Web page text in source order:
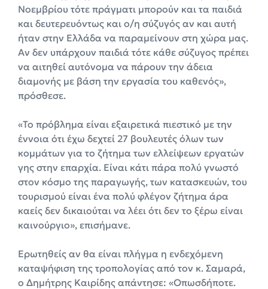
Νοεμβρίου τότε πράγματι μπορούν και τα παιδιά
και δευτερευόντως και ο/η σύζυγός αν και αυτή
ήταν στην Ελλάδα να παραμείνουν στη χώρα μας.
Αν δεν υπάρχουν παιδιά τότε κάθε σύζυγος πρέπει
να αιτηθεί αυτόνομα να πάρουν την άδεια
διαμονής με βάση την εργασία του καθενός»,
πρόσθεσε.
«Το πρόβλημα είναι εξαιρετικά πιεστικό με την
έννοια ότι έχω δεχτεί 27 βουλευτές όλων των
κομμάτων για το ζήτημα των ελλείψεων εργατών
γης στην επαρχία. Είναι κάτι πάρα πολύ γνωστό
στον κόσμο της παραγωγής, των κατασκευών, του
τουρισμού είναι ένα πολύ φλέγον ζήτημα άρα
καείς δεν δικαιούται να λέει ότι δεν το ξέρω είναι
καινούργιο», επισήμανε.
Ερωτηθείς αν θα είναι πλήγμα η ενδεχόμενη
καταψήφιση της τροπολογίας από τον κ. Σαμαρά,
ο Δημήτρης Καιρίδης απάντησε: «Οπωσδήποτε.